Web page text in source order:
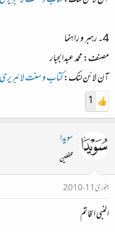
4۔ رہبر و راہنما
مصنف: محمد عبدالجبار
آن لائن لنک:کتاب و سنت
1
سویدا
محفلین
جنوری 11، 2010
النبی الخاتم